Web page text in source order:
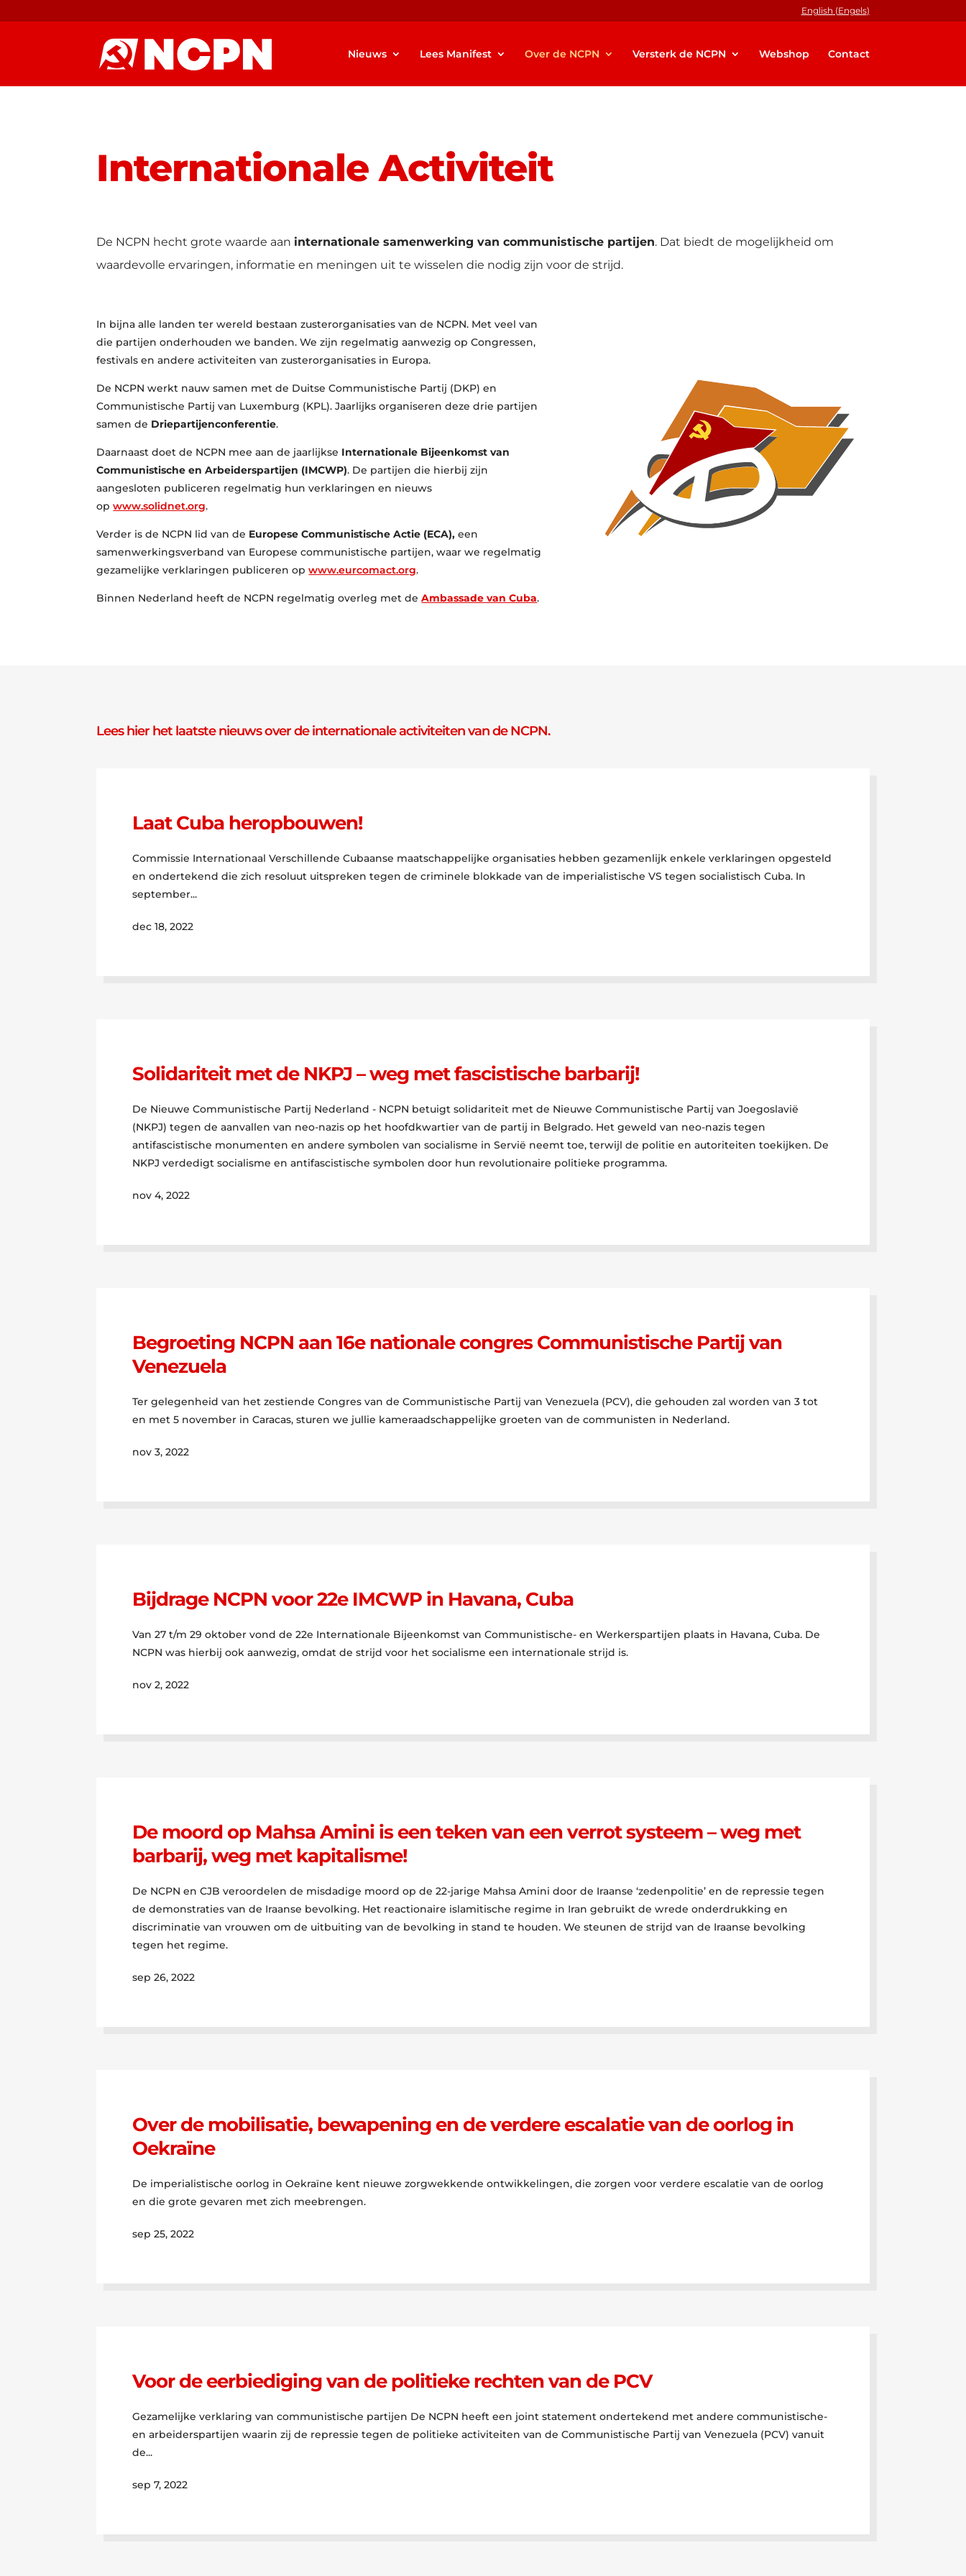
English (Engels)
Nieuws Lees Manifest Over de NCPN Versterk de NCPN Webshop Contact
Internationale Activiteit
De NCPN hecht grote waarde aan internationale samenwerking van communistische partijen. Dat biedt de mogelijkheid om
waardevolle ervaringen, informatie en meningen uit te wisselen die nodig zijn voor de strijd.
In bijna alle landen ter wereld bestaan zusterorganisaties van de NCPN. Met veel van
die partijen onderhouden we banden. We zijn regelmatig aanwezig op Congressen,
festivals en andere activiteiten van zusterorganisaties in Europa.
De NCPN werkt nauw samen met de Duitse Communistische Partij (DKP) en
Communistische Partij van Luxemburg (KPL). Jaarlijks organiseren deze drie partijen
samen de Driepartijenconferentie.
Daarnaast doet de NCPN mee aan de jaarlijkse Internationale Bijeenkomst van
Communistische en Arbeiderspartijen (IMCWP). De partijen die hierbij zijn
aangesloten publiceren regelmatig hun verklaringen en nieuws
opwww.solidnet.org.
Verder is de NCPN lid van de Europese Communistische Actie (ECA),een
samenwerkingsverband van Europese communistische partijen, waar we regelmatig
gezamelijke verklaringen publiceren opwww.eurcomact.org.
Binnen Nederland heeft de NCPN regelmatig overleg met deAmbassade van Cuba.
Lees hier het laatste nieuws over de internationale activiteiten van de NCPN.
Laat Cuba heropbouwen!
Commissie Internationaal Verschillende Cubaanse maatschappelijke organisaties hebben gezamenlijk enkele verklaringen opgesteld
en ondertekend die zich resoluut uitspreken tegen de criminele blokkade van de imperialistische VS tegen socialistisch Cuba. In
september...
dec 18, 2022
Solidariteit met de NKPJ – weg met fascistische barbarij!
De Nieuwe Communistische Partij Nederland - NCPN betuigt solidariteit met de Nieuwe Communistische Partij van Joegoslavië
(NKPJ) tegen de aanvallen van neo-nazis op het hoofdkwartier van de partij in Belgrado. Het geweld van neo-nazis tegen
antifascistische monumenten en andere symbolen van socialisme in Servië neemt toe, terwijl de politie en autoriteiten toekijken. De
NKPJ verdedigt socialisme en antifascistische symbolen door hun revolutionaire politieke programma.
nov 4, 2022
Begroeting NCPN aan 16e nationale congres Communistische Partij van
Venezuela
Ter gelegenheid van het zestiende Congres van de Communistische Partij van Venezuela (PCV), die gehouden zal worden van 3 tot
en met 5 november in Caracas, sturen we jullie kameraadschappelijke groeten van de communisten in Nederland.
nov 3, 2022
Bijdrage NCPN voor 22e IMCWP in Havana, Cuba
Van 27 t/m 29 oktober vond de 22e Internationale Bijeenkomst van Communistische- en Werkerspartijen plaats in Havana, Cuba. De
NCPN was hierbij ook aanwezig, omdat de strijd voor het socialisme een internationale strijd is.
nov 2, 2022
De moord op Mahsa Amini is een teken van een verrot systeem – weg met
barbarij, weg met kapitalisme!
De NCPN en CJB veroordelen de misdadige moord op de 22-jarige Mahsa Amini door de Iraanse ‘zedenpolitie’ en de repressie tegen
de demonstraties van de Iraanse bevolking. Het reactionaire islamitische regime in Iran gebruikt de wrede onderdrukking en
discriminatie van vrouwen om de uitbuiting van de bevolking in stand te houden. We steunen de strijd van de Iraanse bevolking
tegen het regime.
sep 26, 2022
Over de mobilisatie, bewapening en de verdere escalatie van de oorlog in
Oekraïne
De imperialistische oorlog in Oekraïne kent nieuwe zorgwekkende ontwikkelingen, die zorgen voor verdere escalatie van de oorlog
en die grote gevaren met zich meebrengen.
sep 25, 2022
Voor de eerbiediging van de politieke rechten van de PCV
Gezamelijke verklaring van communistische partijen De NCPN heeft een joint statement ondertekend met andere communistische-
en arbeiderspartijen waarin zij de repressie tegen de politieke activiteiten van de Communistische Partij van Venezuela (PCV) vanuit
de...
sep 7, 2022